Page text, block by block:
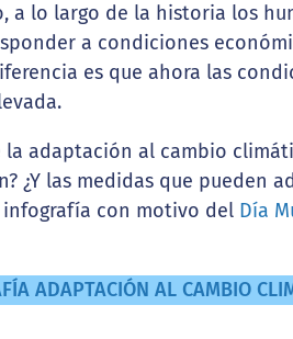
a lo largo de la historia los
a condiciones
es que ahora las
adaptación al cambio
¿Y las medidas que pueden
con motivo del Día
ADAPTACIÓN AL CAMBIO